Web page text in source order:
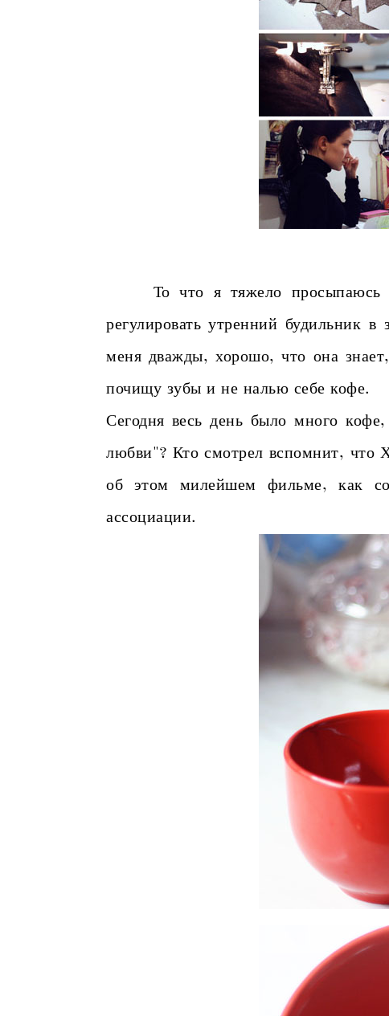
То что я тяжело просыпаюсь
регулировать утренний будильник
меня дважды, хорошо, что она
почищу зубы и не налью себе кофе.
Сегодня весь день было много
любви"? Кто смотрел вспомнит,
об этом милейшем фильме, как
ассоциации.